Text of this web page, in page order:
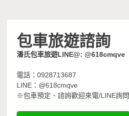
包車旅遊諮詢
潘氏包車旅遊LINE@: @618cmqve
電話：0928713687
LINE：@618cmqve
※包車預定、諮詢歡迎來電/LINE詢問